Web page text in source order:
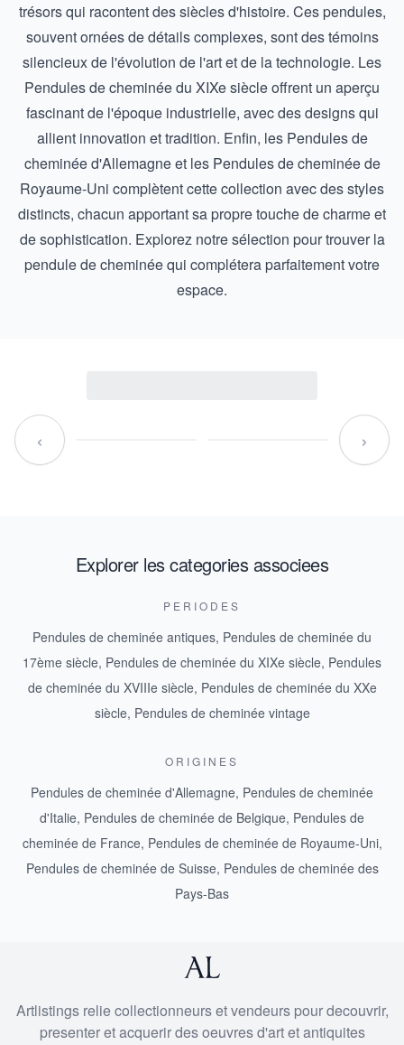
trésors qui racontent des siècles d'histoire. Ces pendules,
souvent ornées de détails complexes, sont des témoins
silencieux de l'évolution de l'art et de la technologie. Les
Pendules de cheminée du XIXe siècleoffrent un aperçu
fascinant de l'époque industrielle, avec des designs qui
allient innovation et tradition. Enfin, les Pendules de
cheminée d'Allemagneet les Pendules de cheminée de
Royaume-Uni complètent cette collection avec des styles
distincts, chacun apportant sa propre touche de charme et
de sophistication. Explorez notre sélection pour trouver la
pendule de cheminée qui complétera parfaitement votre
espace.
‹ ›
Explorer les categories associees
PERIODES
Pendules de cheminée antiques, Pendules de cheminée du
17ème siècle, Pendules de cheminée du XIXe siècle, Pendules
de cheminée du XVIIIe siècle, Pendules de cheminée du XXe
siècle, Pendules de cheminée vintage
ORIGINES
Pendules de cheminée d'Allemagne, Pendules de cheminée
d'Italie, Pendules de cheminée de Belgique, Pendules de
cheminée de France, Pendules de cheminée de Royaume-Uni,
Pendules de cheminée de Suisse, Pendules de cheminée des
Pays-Bas
Artlistings relie collectionneurs et vendeurs pour decouvrir,
presenter et acquerir des oeuvres d'art et antiquites